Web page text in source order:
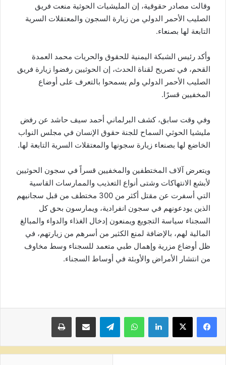
وقالت مصادر حقوقية، إن المليشيات الحوثية منعت فريق
الصليب الأحمر الدولي من زيارة السجون والمعتقلات السرية
التابعة لها بصنعاء.
وأكد رئيس الشبكة اليمنية للحقوق والحريات محمد العمدة
القحم، في تصريح لقناة الحدث، إن الحوثيين رفضوا زيارة فريق
الصليب الأحمر الدولي ولم يسمحوا بالتعرف على أوضاع
المخفيين قسرًا.
وفي وقت سابق، كشف البرلماني أحمد سيف حاشد عن رفض
مليشيا الحوثي السماح للجنة حقوق الإنسان في مجلس النواب
الخاضع لها بصنعاء زيارة سجونها والمعتقلات السرية التابعة لها.
ويتعرض آلاف المختطفين والمخفيين قسراً في سجون الحوثيين
لأبشع الانتهاكات وشتى أنواع التعذيب والممارسات القاسية
التي أسفرت عن مقتل أكثر من 300 مختطف من قبل سجانيهم
الذين يودعونهم في سجون انفرادية، ويمارسون بحق كل
السجناء سياسة التجويع ويمنعون إدخال الغذاء والدواء والمبالغ
المالية لهم، بالإضافة لمنع الكثير من أسرهم من زيارتهم، في
ظل أوضاع مزرية وإهمال طبي متعمد للسجناء وسط مخاوف
من انتشار الأمراض والأوبئة في أوساط السجناء.
لينكدإن واتساب تيلقرام مشاركة عبر البريد طباعة